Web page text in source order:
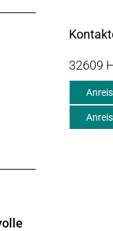
32609